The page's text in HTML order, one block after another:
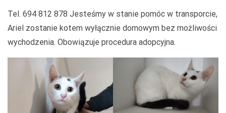
Tel. 694 812 878 Jesteśmy w stanie pomóc w transporcie,
Ariel zostanie kotem wyłącznie domowym bez możliwości
wychodzenia. Obowiązuje procedura adopcyjna.